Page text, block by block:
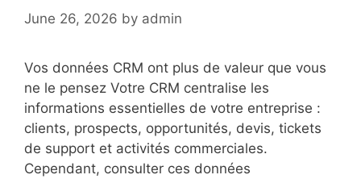
June 26, 2026 by admin
Vos données CRM ont plus de valeur que vous
ne le pensez Votre CRM centralise les
informations essentielles de votre entreprise :
clients, prospects, opportunités, devis, tickets
de support et activités commerciales.
Cependant, consulter ces données